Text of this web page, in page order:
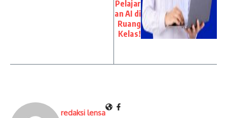
Pelajar
an AI di
Ruang
Kelas!
redaksi lensa